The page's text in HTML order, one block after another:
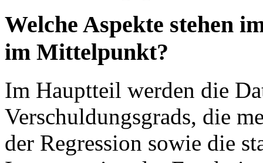
Welche Aspekte stehen
im Mittelpunkt?
Im Hauptteil werden die
Verschuldungsgrads, die
der Regression sowie die